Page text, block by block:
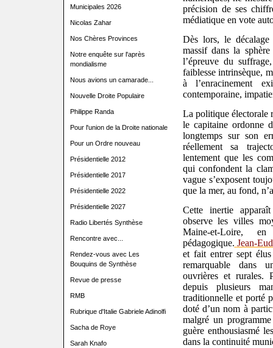
Municipales 2026
Nicolas Zahar
Nos Chères Provinces
Notre enquête sur l'après
mondialisme
Nous avions un camarade...
Nouvelle Droite Populaire
Philippe Randa
Pour l'union de la Droite nationale
Pour un Ordre nouveau
Présidentielle 2012
Présidentielle 2017
Présidentielle 2022
Présidentielle 2027
Radio Libertés Synthèse
Rencontre avec...
Rendez-vous avec Les
Bouquins de Synthèse
Revue de presse
RMB
Rubrique d'Italie Gabriele Adinolfi
Sacha de Roye
Sarah Knafo
précision de ses
médiatique en vote
Dès lors, le
massif dans la
l’épreuve du
faiblesse intrinsèque,
à l’enracinement
contemporaine,
La politique électorale
le capitaine ordonne
longtemps sur son
réellement sa
lentement que les
qui confondent la
vague s’exposent
que la mer, au fond,
Cette inertie
observe les villes
Maine-et-Loire,
pédagogique. Jean-
et fait entrer sept
remarquable dans
ouvrières et rurales.
depuis plusieurs
traditionnelle et porté
doté d’un nom à
malgré un
guère enthousiasmé
dans la continuité